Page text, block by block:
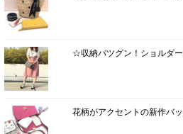
☆収納バツグン！ショルダ
花柄がアクセントの新作バ